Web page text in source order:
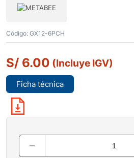
Código: GX12-6PCH
S/ 6.00 (Incluye IGV)
Ficha técnica